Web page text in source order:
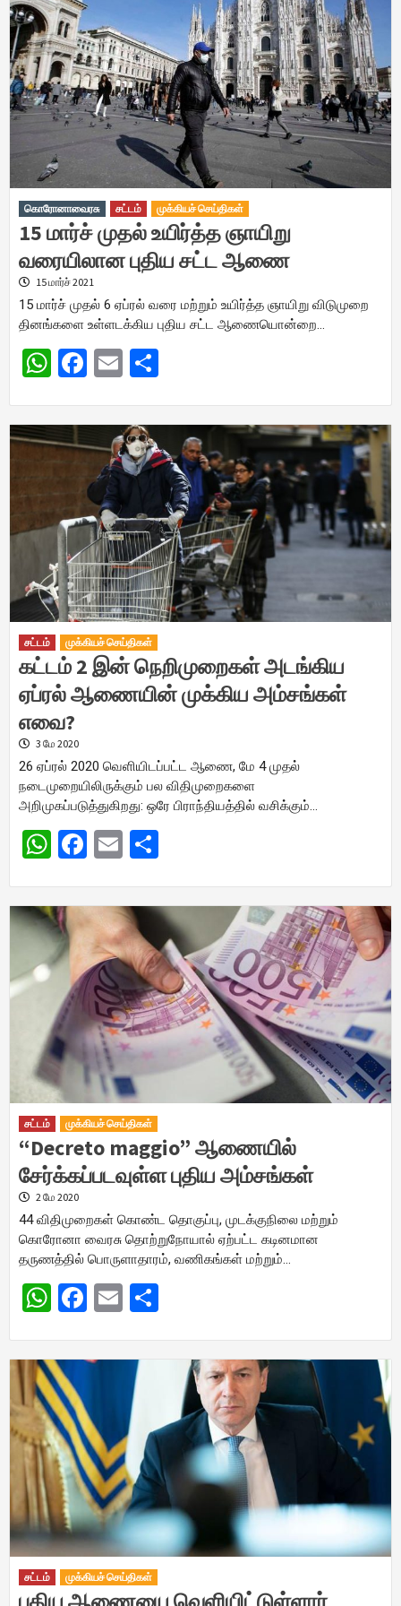
கொரோனாவைரசு சட்டம் முக்கியச் செய்திகள்
15 மார்ச் முதல் உயிர்த்த ஞாயிறு
வரையிலான புதிய சட்ட ஆணை
15 மார்ச் 2021
15 மார்ச் முதல் 6 ஏப்ரல் வரை மற்றும் உயிர்த்த ஞாயிறு விடுமுறை
தினங்களை உள்ளடக்கிய புதிய சட்ட ஆணையொன்றை…
WhatsApp
Facebook
Email
சட்டம் முக்கியச் செய்திகள்
கட்டம் 2 இன் நெறிமுறைகள் அடங்கிய
ஏப்ரல் ஆணையின் முக்கிய அம்சங்கள்
எவை?
3 மே 2020
26 ஏப்ரல் 2020 வெளியிடப்பட்ட ஆணை, மே 4 முதல்
நடைமுறையிலிருக்கும் பல விதிமுறைகளை
அறிமுகப்படுத்துகிறது: ஒரே பிராந்தியத்தில் வசிக்கும்…
WhatsApp
Facebook
Email
சட்டம் முக்கியச் செய்திகள்
“Decreto maggio” ஆணையில்
சேர்க்கப்படவுள்ள புதிய அம்சங்கள்
2 மே 2020
44 விதிமுறைகள் கொண்ட தொகுப்பு, முடக்குநிலை மற்றும்
கொரோனா வைரசு தொற்றுநோயால் ஏற்பட்ட கடினமான
தருணத்தில் பொருளாதாரம், வணிகங்கள் மற்றும்…
WhatsApp
Facebook
Email
சட்டம் முக்கியச் செய்திகள்